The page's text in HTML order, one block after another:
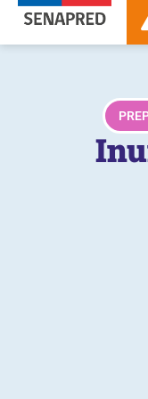
contenido